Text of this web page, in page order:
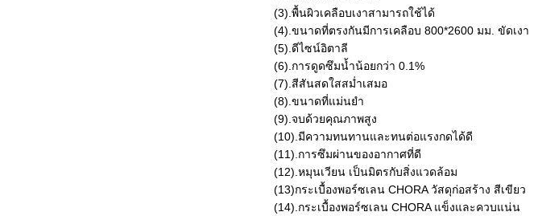
(3).พื้นผิวเคลือบเงาสามารถใช้ได้
(4).ขนาดที่ตรงกันมีการเคลือบ 800*2600 มม. ขัดเงา
(5).ดีไซน์อิตาลี
(6).การดูดซึมน้ำน้อยกว่า 0.1%
(7).สีสันสดใสสม่ำเสมอ
(8).ขนาดที่แม่นยำ
(9).จบด้วยคุณภาพสูง
(10).มีความทนทานและทนต่อแรงกดได้ดี
(11).การซึมผ่านของอากาศที่ดี
(12).หมุนเวียน เป็นมิตรกับสิ่งแวดล้อม
(13)กระเบื้องพอร์ซเลน CHORA วัสดุก่อสร้าง สีเขียว
(14).กระเบื้องพอร์ซเลน CHORA แข็งและควบแน่น